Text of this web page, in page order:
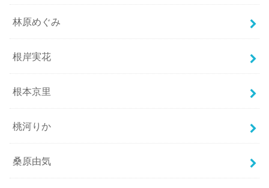
林原めぐみ
根岸実花
根本京里
桃河りか
桑原由気